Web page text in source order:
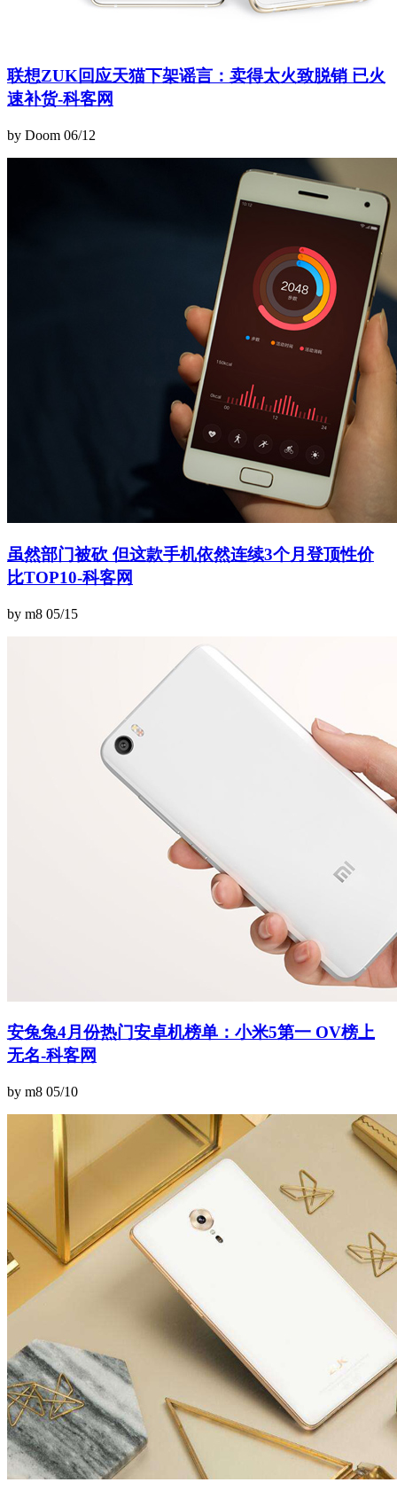
联想ZUK回应天猫下架谣言：卖得太火致脱销 已火
速补货-科客网
by Doom 06/12
虽然部门被砍 但这款手机依然连续3个月登顶性价
比TOP10-科客网
by m8 05/15
安兔兔4月份热门安卓机榜单：小米5第一 OV榜上
无名-科客网
by m8 05/10